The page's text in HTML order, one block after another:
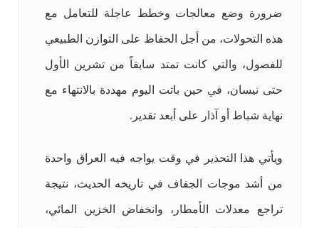
ضرورة وضع معالجات وخطط عاجلة للتعامل مع
هذه التحولات، من أجل الحفاظ على التوازن الطبيعي
للفصول، والتي كانت تمتد سابقاً من تشرين الأول
حتى نيسان، في حين باتت اليوم مهددة بالانتهاء مع
نهاية شباط أو آذار على أبعد تقدير.
ويأتي هذا التحذير في وقت يواجه فيه العراق واحدة
من أشد موجات الجفاف في تاريخه الحديث، نتيجة
تراجع معدلات الأمطار، وانخفاض الخزين المائي،